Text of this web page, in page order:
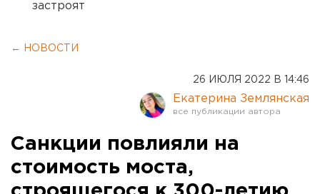
застроят
← НОВОСТИ
26 ИЮЛЯ 2022 В 14:46
Екатерина Землянская
Санкции повлияли на
стоимость моста,